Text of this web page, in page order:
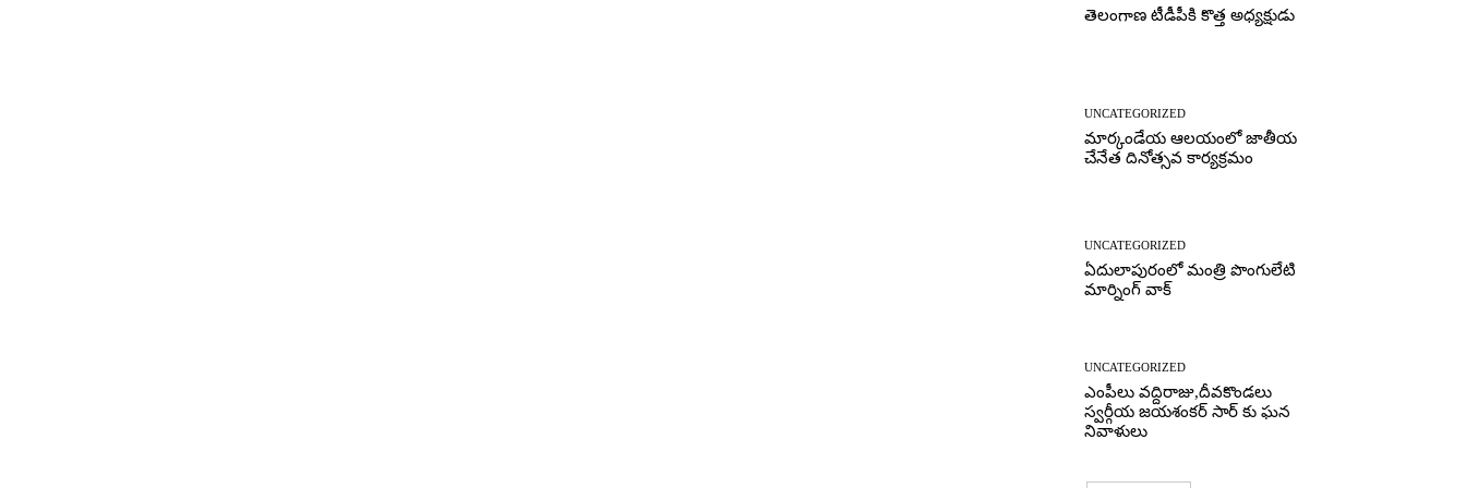
తెలంగాణ టీడీపీకి కొత్త అధ్యక్షుడు
UNCATEGORIZED
మార్కండేయ ఆలయంలో జాతీయ
చేనేత దినోత్సవ కార్యక్రమం
UNCATEGORIZED
ఏదులాపురంలో మంత్రి పొంగులేటి
మార్నింగ్ వాక్
UNCATEGORIZED
ఎంపీలు వద్దిరాజు,దీవకొండలు
స్వర్గీయ జయశంకర్ సార్ కు ఘన
నివాళులు